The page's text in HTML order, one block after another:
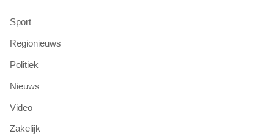
Sport
Regionieuws
Politiek
Nieuws
Video
Zakelijk